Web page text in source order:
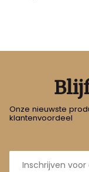
Onze nieuwste
klantenvoordeel
E-
mailadres